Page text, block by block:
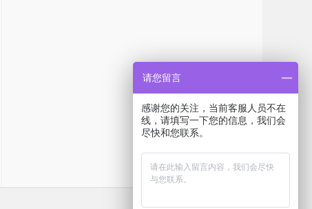
请您留言
感谢您的关注，当前客服人员不在
线，请填写一下您的信息，我们会
尽快和您联系。